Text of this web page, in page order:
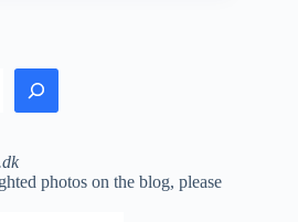
photos on the blog, please